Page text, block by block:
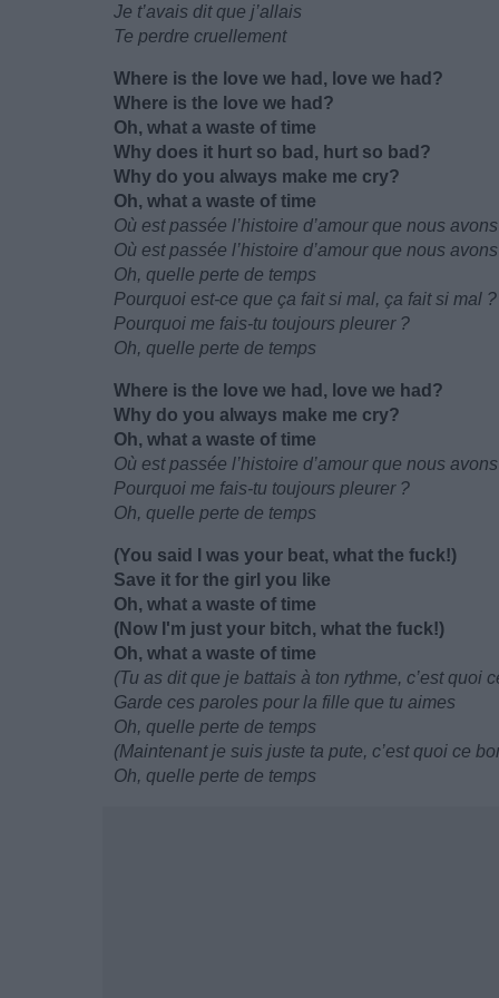
Je t’avais dit que j’allais
Te perdre cruellement
Where is the love we had, love we had?
Where is the love we had?
Oh, what a waste of time
Why does it hurt so bad, hurt so bad?
Why do you always make me cry?
Oh, what a waste of time
Où est passée l’histoire d’amour que nous
Où est passée l’histoire d’amour que nous
Oh, quelle perte de temps
Pourquoi est-ce que ça fait si mal, ça fait si mal ?
Pourquoi me fais-tu toujours pleurer ?
Oh, quelle perte de temps
Where is the love we had, love we had?
Why do you always make me cry?
Oh, what a waste of time
Où est passée l’histoire d’amour que nous
Pourquoi me fais-tu toujours pleurer ?
Oh, quelle perte de temps
(You said I was your beat, what the fuck!)
Save it for the girl you like
Oh, what a waste of time
(Now I'm just your bitch, what the fuck!)
Oh, what a waste of time
(Tu as dit que je battais à ton rythme, c’est quoi
Garde ces paroles pour la fille que tu aimes
Oh, quelle perte de temps
(Maintenant je suis juste ta pute, c’est quoi ce
Oh, quelle perte de temps